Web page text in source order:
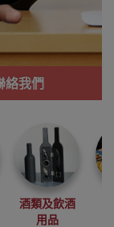
絡我們
酒類及飲酒
用品